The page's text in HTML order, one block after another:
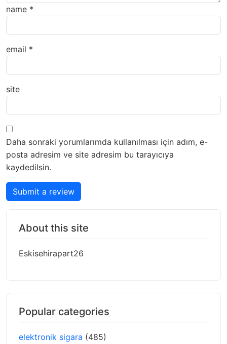
name *
email *
site
Daha sonraki yorumlarımda kullanılması için adım, e-
posta adresim ve site adresim bu tarayıcıya
kaydedilsin.
Submit a review
About this site
Eskisehirapart26
Popular categories
elektronik sigara (485)